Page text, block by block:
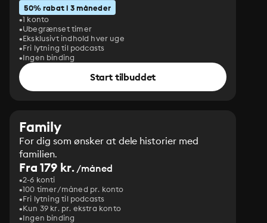
50% rabat i 3 måneder
1 konto
Ubegrænset timer
Eksklusivt indhold hver uge
Fri lytning til podcasts
Ingen binding
Start tilbuddet
Family
For dig som ønsker at dele historier med
familien.
Fra 179 kr./måned
2-6 konti
100 timer/måned pr. konto
Fri lytning til podcasts
Kun 39 kr. pr. ekstra konto
Ingen binding